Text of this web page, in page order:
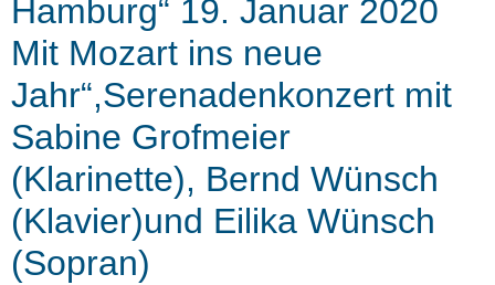
Hamburg“ 19. Januar 2020
Mit Mozart ins neue
Jahr“,Serenadenkonzert mit
Sabine Grofmeier
(Klarinette), Bernd Wünsch
(Klavier)und Eilika Wünsch
(Sopran)